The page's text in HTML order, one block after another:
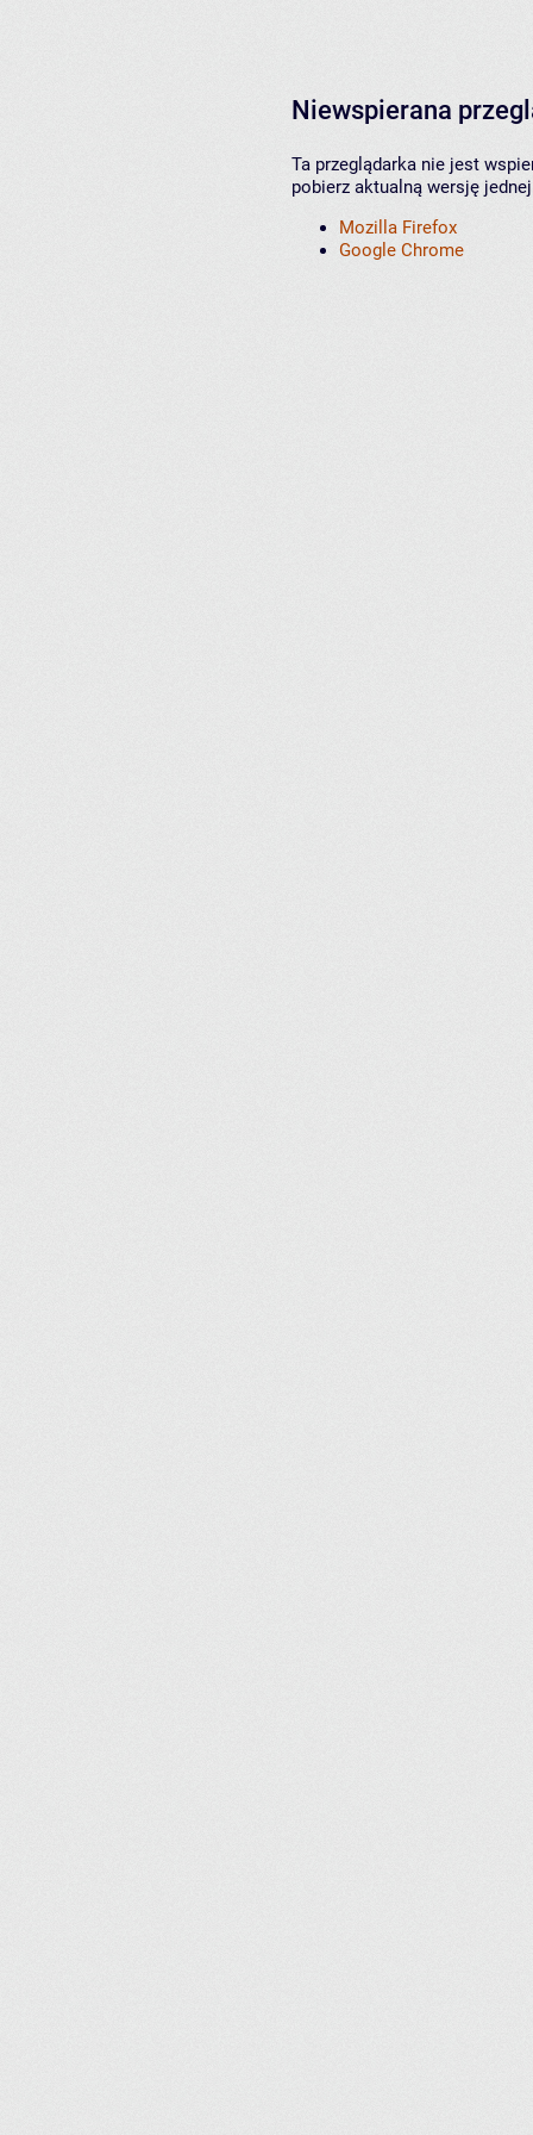
Niewspierana
Ta przeglądarka nie jest
pobierz aktualną wersję
Mozilla Firefox
Google Chrome